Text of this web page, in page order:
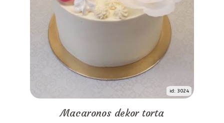
id: 3024
Macaronos dekor torta